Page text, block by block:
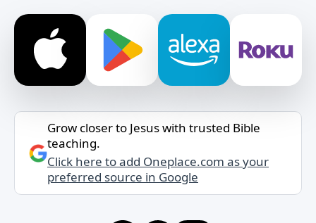
Grow closer to Jesus with trusted Bible
teaching.
Click here to add Oneplace.com as your
preferred source in Google